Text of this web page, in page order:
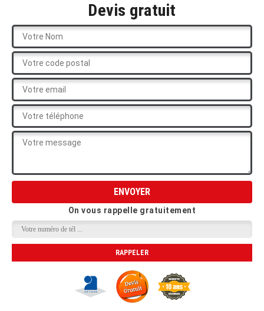
Devis gratuit
On vous rappelle gratuitement